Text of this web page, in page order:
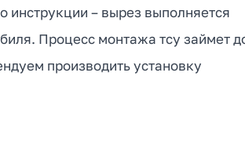
инструкции – вырез выполняется
Процесс монтажа тсу займет
производить установку